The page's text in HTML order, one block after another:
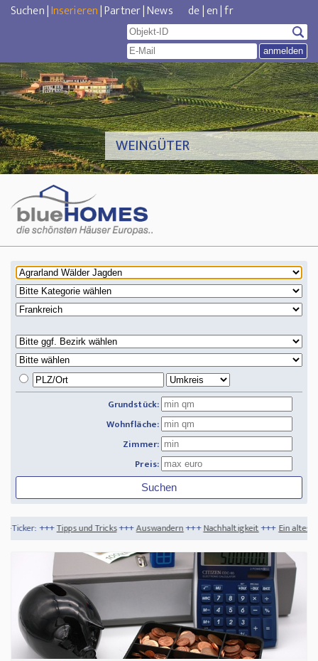
Suchen|Inserieren|Partner|News de|en|fr
WEINGÜTER
Grundstück:
Wohnfläche:
Zimmer:
Preis:
und Tricks+++Auswandern+++Nachhaltigkeit+++Ein altes Haus kaufen+++